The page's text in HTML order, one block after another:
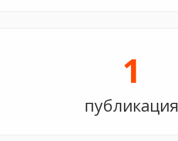
1
публикация